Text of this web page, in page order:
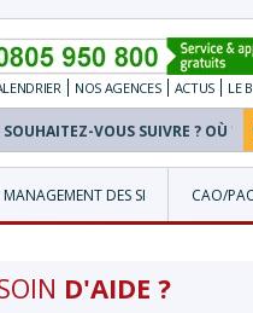
NOS AGENCES ACTUS
LE
MANAGEMENT DES SI CAO/
D'AIDE ?